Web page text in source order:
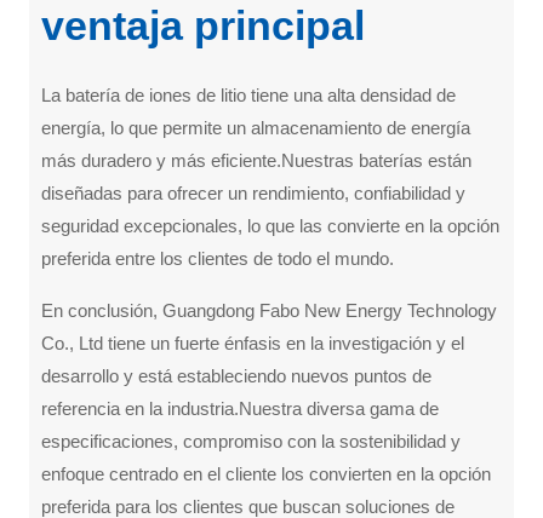
ventaja principal
La batería de iones de litio tiene una alta densidad de
energía, lo que permite un almacenamiento de energía
más duradero y más eficiente.Nuestras baterías están
diseñadas para ofrecer un rendimiento, confiabilidad y
seguridad excepcionales, lo que las convierte en la opción
preferida entre los clientes de todo el mundo.
En conclusión, Guangdong Fabo New Energy Technology
Co., Ltd tiene un fuerte énfasis en la investigación y el
desarrollo y está estableciendo nuevos puntos de
referencia en la industria.Nuestra diversa gama de
especificaciones, compromiso con la sostenibilidad y
enfoque centrado en el cliente los convierten en la opción
preferida para los clientes que buscan soluciones de